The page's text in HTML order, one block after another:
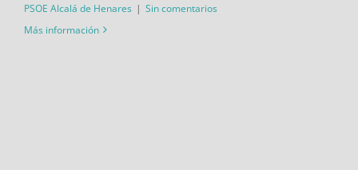
PSOE Alcalá de Henares | Sin comentarios
Más información